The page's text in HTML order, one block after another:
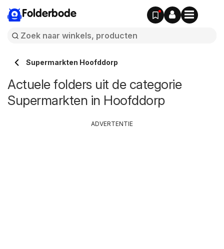
Folderbode
Supermarkten Hoofddorp
Actuele folders uit de categorie
Supermarkten in Hoofddorp
ADVERTENTIE